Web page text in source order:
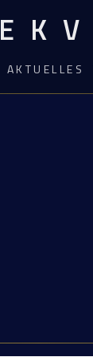
EKV
AKTUELLES